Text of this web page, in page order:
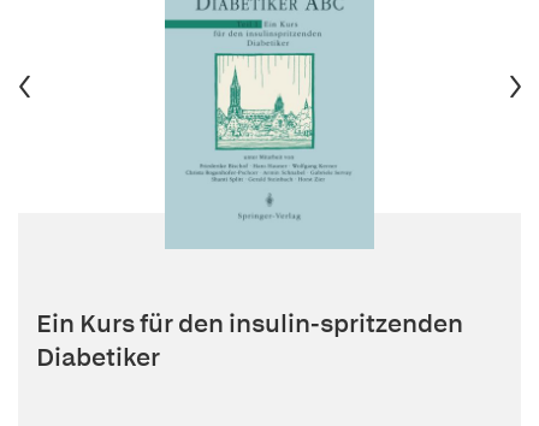
Ein Kurs für den insulin-spritzenden
Diabetiker